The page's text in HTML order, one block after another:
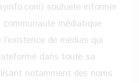
souhaite informer
médiatique
de médias qui
dans toute sa
notamment des noms